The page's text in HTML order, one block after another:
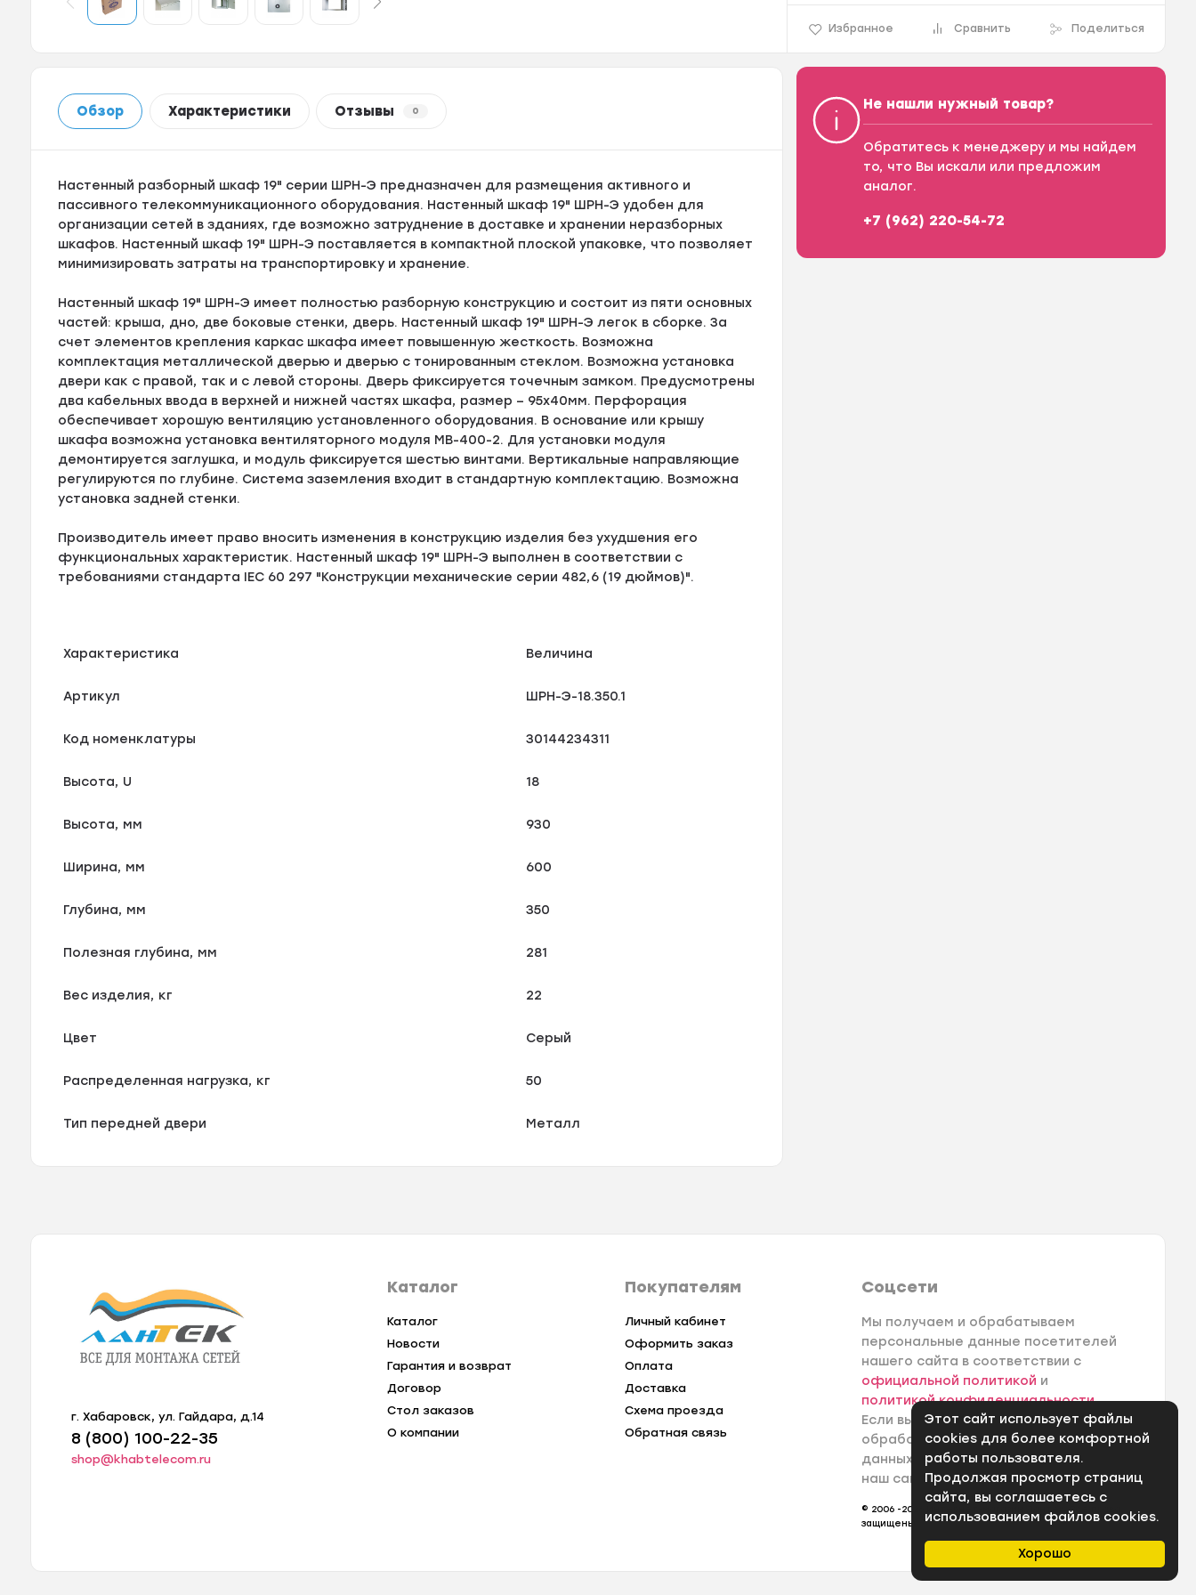
Хорошо
Этот сайт использует файлы
cookies для более комфортной
работы пользователя.
Продолжая просмотр страниц
сайта, вы соглашаетесь с
использованием файлов cookies.
Избранное Сравнить Поделиться
Обзор Характеристики Отзывы 0
Настенный разборный шкаф 19" серии ШРН-Э предназначен для размещения активного и
пассивного телекоммуникационного оборудования. Настенный шкаф 19" ШРН-Э удобен для
организации сетей в зданиях, где возможно затруднение в доставке и хранении неразборных
шкафов. Настенный шкаф 19" ШРН-Э поставляется в компактной плоской упаковке, что позволяет
минимизировать затраты на транспортировку и хранение.
Настенный шкаф 19" ШРН-Э имеет полностью разборную конструкцию и состоит из пяти основных
частей: крыша, дно, две боковые стенки, дверь. Настенный шкаф 19" ШРН-Э легок в сборке. За
счет элементов крепления каркас шкафа имеет повышенную жесткость. Возможна
комплектация металлической дверью и дверью с тонированным стеклом. Возможна установка
двери как с правой, так и с левой стороны. Дверь фиксируется точечным замком. Предусмотрены
два кабельных ввода в верхней и нижней частях шкафа, размер – 95х40мм. Перфорация
обеспечивает хорошую вентиляцию установленного оборудования. В основание или крышу
шкафа возможна установка вентиляторного модуля МВ-400-2. Для установки модуля
демонтируется заглушка, и модуль фиксируется шестью винтами. Вертикальные направляющие
регулируются по глубине. Система заземления входит в стандартную комплектацию. Возможна
установка задней стенки.
Производитель имеет право вносить изменения в конструкцию изделия без ухудшения его
функциональных характеристик. Настенный шкаф 19" ШРН-Э выполнен в соответствии с
требованиями стандарта IEC 60 297 "Конструкции механические серии 482,6 (19 дюймов)".
Характеристика Величина
Артикул ШРН-Э-18.350.1
Код номенклатуры 30144234311
Высота, U 18
Высота, мм 930
Ширина, мм 600
Глубина, мм 350
Полезная глубина, мм 281
Вес изделия, кг 22
Цвет Серый
Распределенная нагрузка, кг 50
Тип передней двери Металл
Не нашли нужный товар?
Обратитесь к менеджеру и мы найдем
то, что Вы искали или предложим
аналог.
+7 (962) 220-54-72
г. Хабаровск, ул. Гайдара, д.14
8 (800) 100-22-35
shop@khabtelecom.ru
Каталог
Каталог
Новости
Гарантия и возврат
Договор
Стол заказов
О компании
Покупателям
Личный кабинет
Оформить заказ
Оплата
Доставка
Схема проезда
Обратная связь
Соцсети
Мы получаем и обрабатываем
персональные данные посетителей
нашего сайта в соответствии с
официальной политикой и
политикой конфиденциальности.
Если вы не даете согласия на
обработку своих персональных
данных, вам необходимо покинуть
наш сайт.
© 2006 -2026 Интернет-магазин Лантек. Все права
защищены.